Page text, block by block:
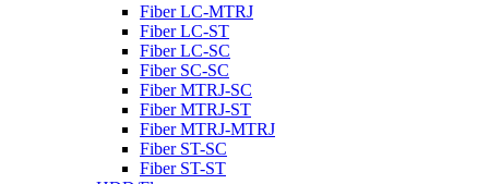
Fiber LC-MTRJ
Fiber LC-ST
Fiber LC-SC
Fiber SC-SC
Fiber MTRJ-SC
Fiber MTRJ-ST
Fiber MTRJ-MTRJ
Fiber ST-SC
Fiber ST-ST